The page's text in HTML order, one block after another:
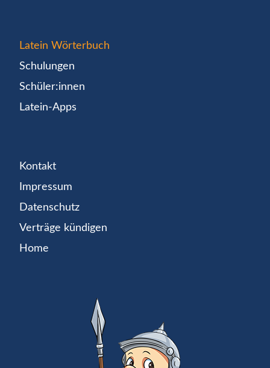
Latein Wörterbuch
Schulungen
Schüler:innen
Latein-Apps
Kontakt
Impressum
Datenschutz
Verträge kündigen
Home